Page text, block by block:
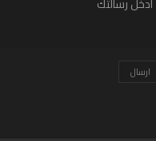
ارسال